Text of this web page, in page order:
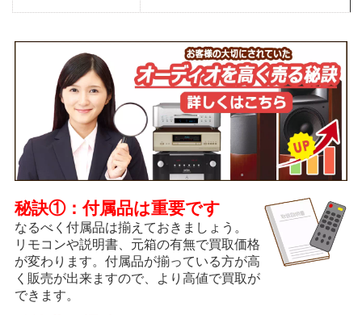
秘訣①：付属品は重要です
なるべく付属品は揃えておきましょう。
リモコンや説明書、元箱の有無で買取価格
が変わります。付属品が揃っている方が高
く販売が出来ますので、より高値で買取が
できます。